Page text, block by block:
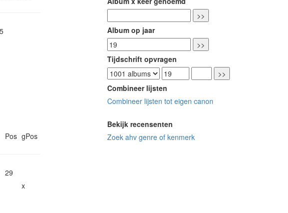
Pos gPos
29
x
Album op jaar
Tijdschrift opvragen
Combineer lijsten
Combineer lijsten tot eigen canon
Bekijk recensenten
Zoek ahv genre of kenmerk